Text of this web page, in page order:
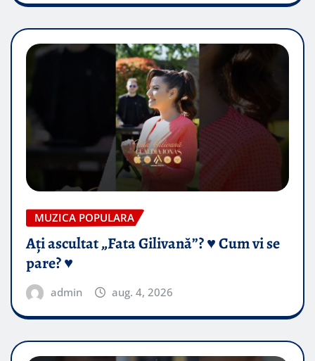
MUZICA POPULARA
Ați ascultat „Fata Gilivană”? ♥️ Cum vi se
pare? ♥️
admin aug. 4, 2026